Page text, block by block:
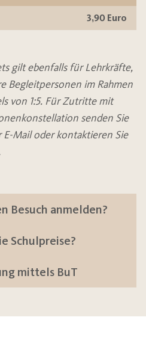
3,90 Euro
gilt ebenfalls für Lehrkräfte,
Begleitpersonen im Rahmen
von 1:5. Für Zutritte mit
senden Sie
Mail oder kontaktieren Sie
Besuch anmelden?
Schulen
vorherige Anmeldung Ihres
Schulpreise?
gültig in den Nds.
Feier- und
mittels BuT